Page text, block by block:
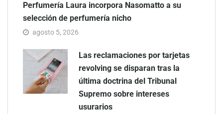
Perfumería Laura incorpora Nasomatto a su
selección de perfumería nicho
agosto 5, 2026
Las reclamaciones por tarjetas
revolving se disparan tras la
última doctrina del Tribunal
Supremo sobre intereses
usurarios